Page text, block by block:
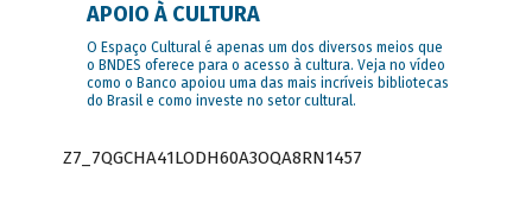
APOIO À CULTURA
O Espaço Cultural é apenas um dos diversos meios que
o BNDES oferece para o acesso à cultura. Veja no vídeo
como o Banco apoiou uma das mais incríveis bibliotecas
do Brasil e como investe no setor cultural.
Z7_7QGCHA41LODH60A3OQA8RN1457